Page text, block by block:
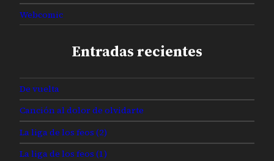
Webcomic
Entradas recientes
De vuelta
Canción al dolor de olvidarte
La liga de los feos (2)
La liga de los feos (1)